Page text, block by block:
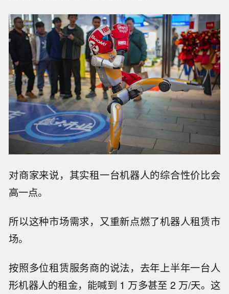
对商家来说，其实租一台机器人的综合性价比会
高一点。
所以这种市场需求，又重新点燃了机器人租赁市
场。
按照多位租赁服务商的说法，去年上半年一台人
形机器人的租金，能喊到 1 万多甚至 2 万/天。这